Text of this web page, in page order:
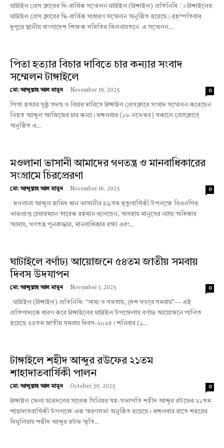
ঘাটাইল প্রেস ক্লাবের দি-বার্ষিক সম্মেলন ঘাটাইল (টাঙ্গাইল) প্রতিনিধি ঃ টাঙ্গাইলের
ঘাটাইল প্রেস ক্লাবের দ্বি-বার্ষিক সাধারণ সম্মেলন অনুষ্ঠিত হয়েছে। বৃহস্পতিবার
দুপুরে স্থানীয় বাংলাদেশ শিক্ষক সমিতির মিলনায়তনে এ সম্মেলন...
পিতা হত্যার বিচার দাবিতে চার কন্যার সংবাদ
সম্মেলন টাঙ্গাইলে
মো: আব্দুল্লাহ আল মামুন - November 19, 2025 0
পিতা হত্যার সুষ্ঠু তদন্ত ও বিচার দাবিতে টাঙ্গাইল প্রেসক্লাবে সংবাদ সম্মেলন করেছেন
নিহত আব্দুল আজিজের চার কন্যা। মঙ্গলবার (১৮ নভেম্বর) সকালে প্রেসক্লাবে
অনুষ্ঠিত এ...
মওলানা ভাসানী আমাদের গণতন্ত্র ও মানবাধিকারের
সংগ্রামে চিরপ্রেরণা
মো: আব্দুল্লাহ আল মামুন - November 16, 2025 0
মওলানা আব্দুল হামিদ খান ভাসানীর ৪৯তম মৃত্যুবার্ষিকী উপলক্ষে বিএনপির
ভারপ্রাপ্ত চেয়ারম্যান তারেক রহমান বলেছেন, অসহায় মানুষের ন্যায্য অধিকার
আদায়, গণতন্ত্র পুনরুদ্ধার, মানবাধিকার রক্ষা এবং...
ঘাটাইলে বর্ণাঢ্য আয়োজনে ৫৪তম জাতীয় সমবায়
দিবস উদযাপন
মো: আব্দুল্লাহ আল মামুন - November 1, 2025 0
ঘাটাইল (টাঙ্গাইল) প্রতিনিধি: “সাম্য ও সমতায়, দেশ গড়বে সমবায়”— এই
প্রতিপাদ্যকে ধারণ করে টাঙ্গাইলের ঘাটাইল উপজেলায় বর্ণাঢ্য আয়োজনে পালিত
হয়েছে ৫৪তম জাতীয় সমবায় দিবস-২০২৫। শনিবার (১...
টাঙ্গাইলে শহীদ আব্দুর রউফের ২১তম
শাহাদাতবার্ষিকী পালন
মো: আব্দুল্লাহ আল মামুন - October 30, 2025 0
টাঙ্গাইল জেলা ছাত্রদলের সাবেক সিনিয়র সহ-সভাপতি শহীদ আব্দুর রউফের ২১তম
শাহাদাতবার্ষিকী উপলক্ষে এক স্মরণসভা অনুষ্ঠিত হয়েছে। মঙ্গলবার রাতে শহরের
দিঘুলিয়ায় শহীদ আব্দুর রউফ স্মৃতি...